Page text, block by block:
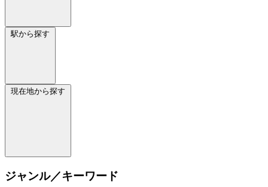
駅から探す
現在地から探す
ジャンル／キーワード